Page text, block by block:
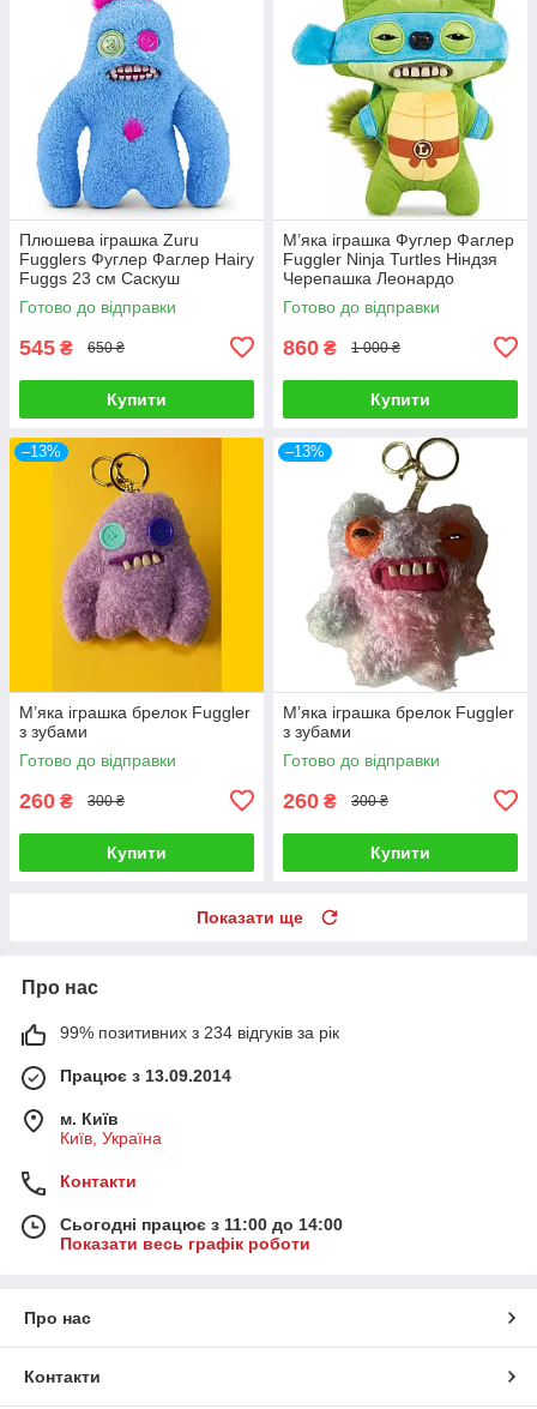
Плюшева іграшка Zuru
Fugglers Фуглер Фаглер Hairy
Fuggs 23 см Саскуш
Готово до відправки
545 ₴ 650 ₴
Купити
М’яка іграшка Фуглер Фаглер
Fuggler Ninja Turtles Ніндзя
Черепашка Леонардо
Готово до відправки
860 ₴ 1 000 ₴
Купити
–13%
Мʼяка іграшка брелок Fuggler
з зубами
Готово до відправки
260 ₴ 300 ₴
Купити
–13%
Мʼяка іграшка брелок Fuggler
з зубами
Готово до відправки
260 ₴ 300 ₴
Купити
Показати ще
Про нас
99% позитивних з 234 відгуків за рік
Працює з 13.09.2014
м. Київ
Київ, Україна
Контакти
Сьогодні працює з 11:00 до 14:00
Показати весь графік роботи
Про нас
Контакти